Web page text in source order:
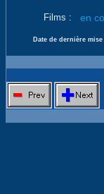
Films : en
Date de dernière